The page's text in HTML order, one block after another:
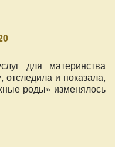
для материнства
отследила и показала,
роды» изменялось